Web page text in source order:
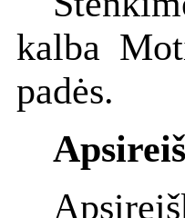
kalba
padės.